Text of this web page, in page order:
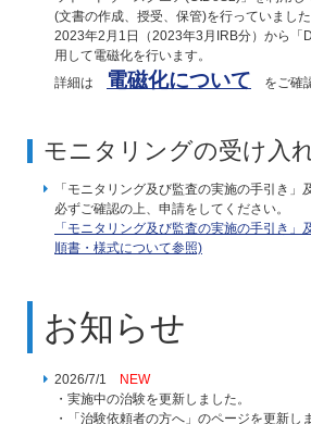
(文書の作成、授受、保管)を行っていました
2023年2月1日（2023年3月IRB分）から「
用して電磁化を行います。
詳細は
電磁化について をご確
モニタリングの受け入
「モニタリング及び監査の実施の手引き」
必ずご確認の上、申請をしてください。
「モニタリング及び監査の実施の手引き
順書・様式について参照)
お知らせ
2026/7/1
NEW
・実施中の治験を更新しました。
・「治験依頼者の方へ」のページを更新し